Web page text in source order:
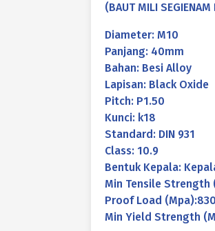
(BAUT MILI
Diameter: M10
Panjang: 40mm
Bahan: Besi Alloy
Lapisan: Black Oxide
Pitch: P1.50
Kunci: k18
Standard: DIN 931
Class: 10.9
Bentuk Kepala:
Min Tensile Strength
Proof Load (Mpa):830
Min Yield Strength